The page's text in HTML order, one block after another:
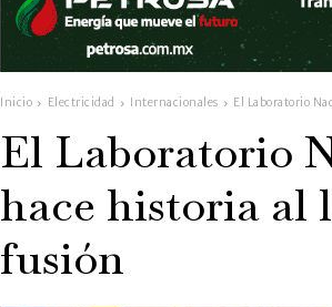
Inicio Electricidad Internacionales El Laboratorio
El Laboratorio
hace historia
fusión